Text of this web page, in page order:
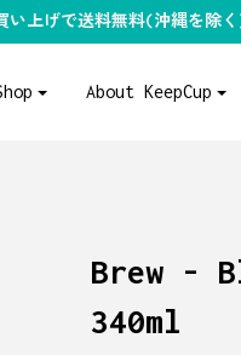
い上げで送料無料(沖縄を除
About KeepCup
Brew -
340ml